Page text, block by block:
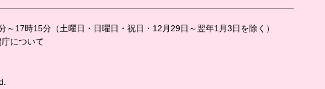
～17時15分（土曜日・日曜日・祝日・12月29日～翌年1月3日を除く）
について